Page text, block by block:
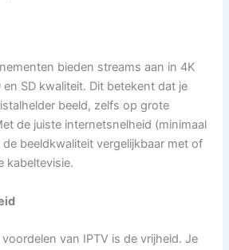
bieden streams aan in 4K
en SD kwaliteit. Dit betekent dat je
beeld, zelfs op grote
de juiste internetsnelheid (minimaal
beeldkwaliteit vergelijkbaar met of
kabeltevisie.
van IPTV is de vrijheid. Je